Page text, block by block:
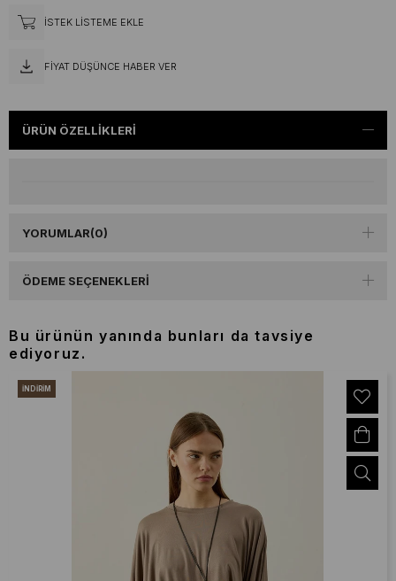
İSTEK LISTEME EKLE
FIYAT DÜŞÜNCE HABER VER
ÜRÜN ÖZELLIKLERI
YORUMLAR(0)
ÖDEME SEÇENEKLERI
Bu ürünün yanında bunları da tavsiye
ediyoruz.
İNDIRIM